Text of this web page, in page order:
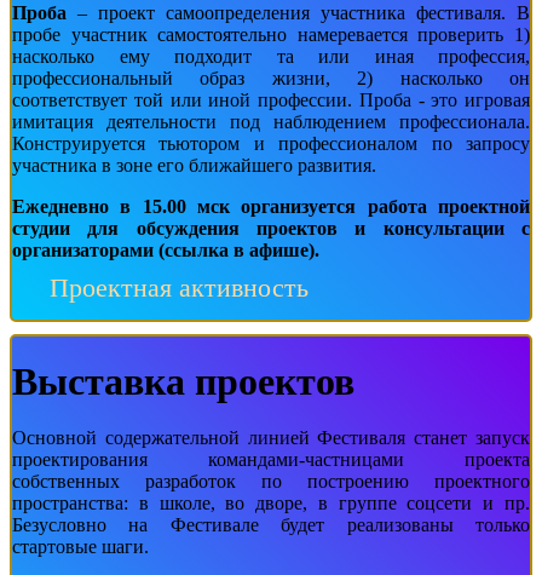
Проба – проект самоопределения участника фестиваля. В
пробе участник самостоятельно намеревается проверить 1)
насколько ему подходит та или иная профессия,
профессиональный образ жизни, 2) насколько он
соответствует той или иной профессии. Проба - это игровая
имитация деятельности под наблюдением профессионала.
Конструируется тьютором и профессионалом по запросу
участника в зоне его ближайшего развития.
Ежедневно в 15.00 мск организуется работа проектной
студии для обсуждения проектов и консультации с
организаторами (ссылка в афише).
Проектная активность
Выставка проектов
Основной содержательной линией Фестиваля станет запуск
проектирования командами-частницами проекта
собственных разработок по построению проектного
пространства: в школе, во дворе, в группе соцсети и пр.
Безусловно на Фестивале будет реализованы только
стартовые шаги.